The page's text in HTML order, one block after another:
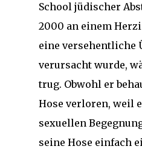
School jüdischer
2000 an einem
eine versehentliche
verursacht wurde,
trug. Obwohl er
Hose verloren, weil
sexuellen
seine Hose einfach